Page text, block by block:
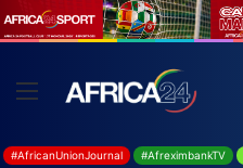
#AfricanUnionJournal #AfreximbankTV